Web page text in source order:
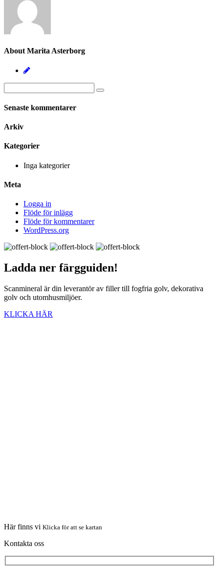
About Marita Asterborg
Senaste kommentarer
Arkiv
Kategorier
Inga kategorier
Meta
Logga in
Flöde för inlägg
Flöde för kommentarer
WordPress.org
Ladda ner färgguiden!
Scanmineral är din leverantör av filler till fogfria golv, dekorativa
golv och utomhusmiljöer.
KLICKA HÄR
Här finns vi Klicka för att se kartan
Kontakta oss